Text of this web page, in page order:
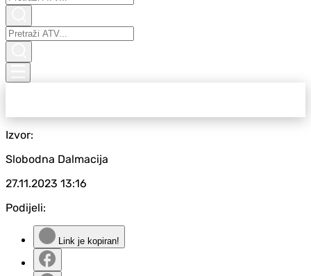
Izvor:
Slobodna Dalmacija
27.11.2023 13:16
Podijeli:
Link je kopiran!